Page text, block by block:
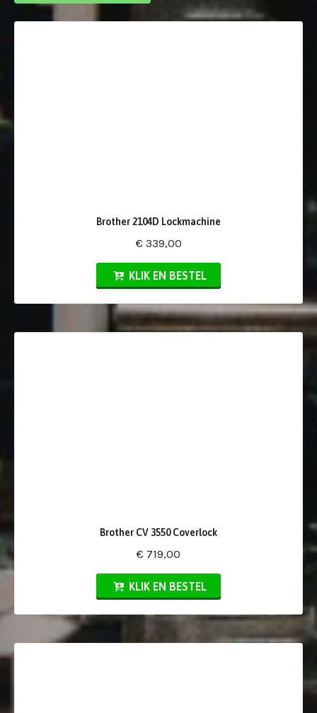
Brother 2104D Lockmachine
€ 339,00
KLIK EN BESTEL
Brother CV 3550 Coverlock
€ 719,00
KLIK EN BESTEL